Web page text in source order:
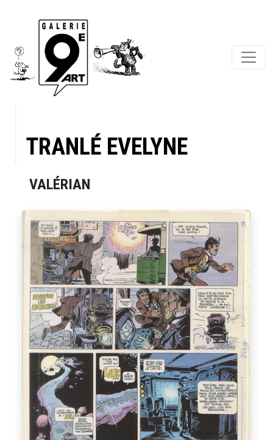
TRANLÉ EVELYNE
VALÉRIAN